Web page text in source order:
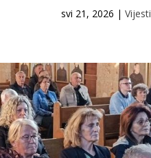
svi 21, 2026 |Vijesti